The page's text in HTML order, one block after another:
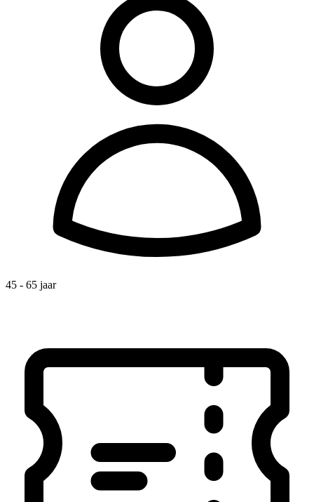
45 - 65 jaar